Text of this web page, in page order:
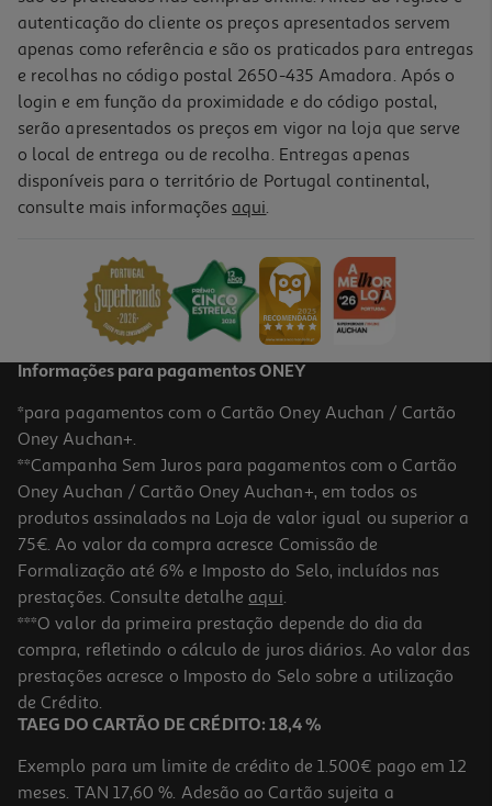
Desodorizante Roc Keops Roll On Sensitive 30ml
13,99 €
Desodorizante Wild Âmbar Agar Recarga 40g
7.99 €/un
7,99 €
autenticação do cliente os preços apresentados servem
apenas como referência e são os praticados para entregas
e recolhas no código postal 2650-435 Amadora. Após o
login e em função da proximidade e do código postal,
serão apresentados os preços em vigor na loja que serve
o local de entrega ou de recolha. Entregas apenas
disponíveis para o território de Portugal continental,
consulte mais informações aqui.
Informações para pagamentos ONEY
*para pagamentos com o Cartão Oney Auchan / Cartão
Oney Auchan+.
**Campanha Sem Juros para pagamentos com o Cartão
Oney Auchan / Cartão Oney Auchan+, em todos os
produtos assinalados na Loja de valor igual ou superior a
75€. Ao valor da compra acresce Comissão de
Formalização até 6% e Imposto do Selo, incluídos nas
prestações. Consulte detalhe aqui.
***O valor da primeira prestação depende do dia da
compra, refletindo o cálculo de juros diários. Ao valor das
prestações acresce o Imposto do Selo sobre a utilização
de Crédito.
TAEG DO CARTÃO DE CRÉDITO: 18,4 %
Exemplo para um limite de crédito de 1.500€ pago em 12
meses. TAN 17,60 %. Adesão ao Cartão sujeita a